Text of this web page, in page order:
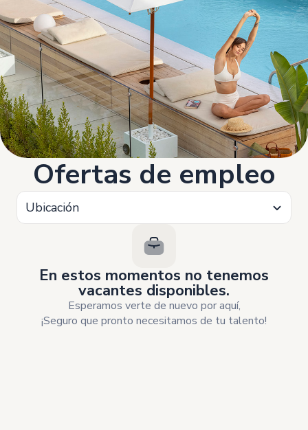
Ofertas de empleo
Ubicación
En estos momentos no tenemos
vacantes disponibles.
Esperamos verte de nuevo por aquí,
¡Seguro que pronto necesitamos de tu talento!